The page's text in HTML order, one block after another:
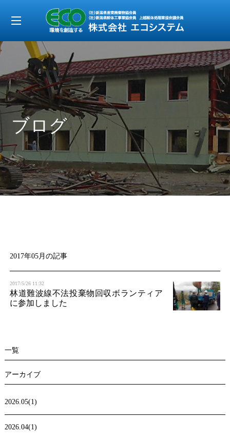
ブログ
2017年05月の記事
2017/5/26 11:32
林道難波線不法投棄物回収ボランティア
に参加しました
一覧
アーカイブ
2026.05(1)
2026.04(1)
t
g
l
n
a
v
i
i
o
n